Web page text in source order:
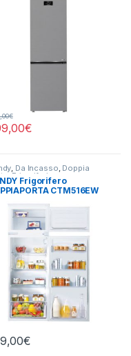
€
€
, Da Incasso, Doppia
,Frigoriferi
Frigorifero
CTM516EW
€